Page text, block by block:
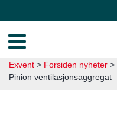
Exvent > Forsiden nyheter >
Pinion ventilasjonsaggregat